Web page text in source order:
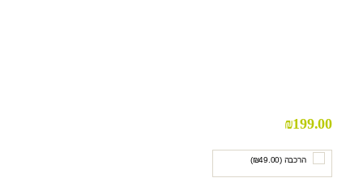
₪199.00
הרכבה ( ₪49.00
)